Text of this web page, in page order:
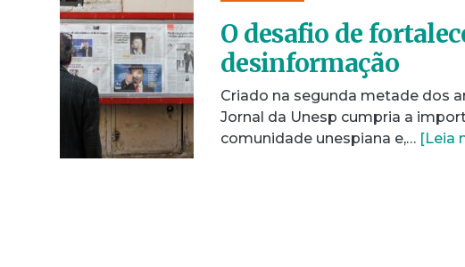
O desafio de
desinformação
Criado na segunda metade dos
Jornal da Unesp cumpria a
comunidade unespiana e,… [Leia